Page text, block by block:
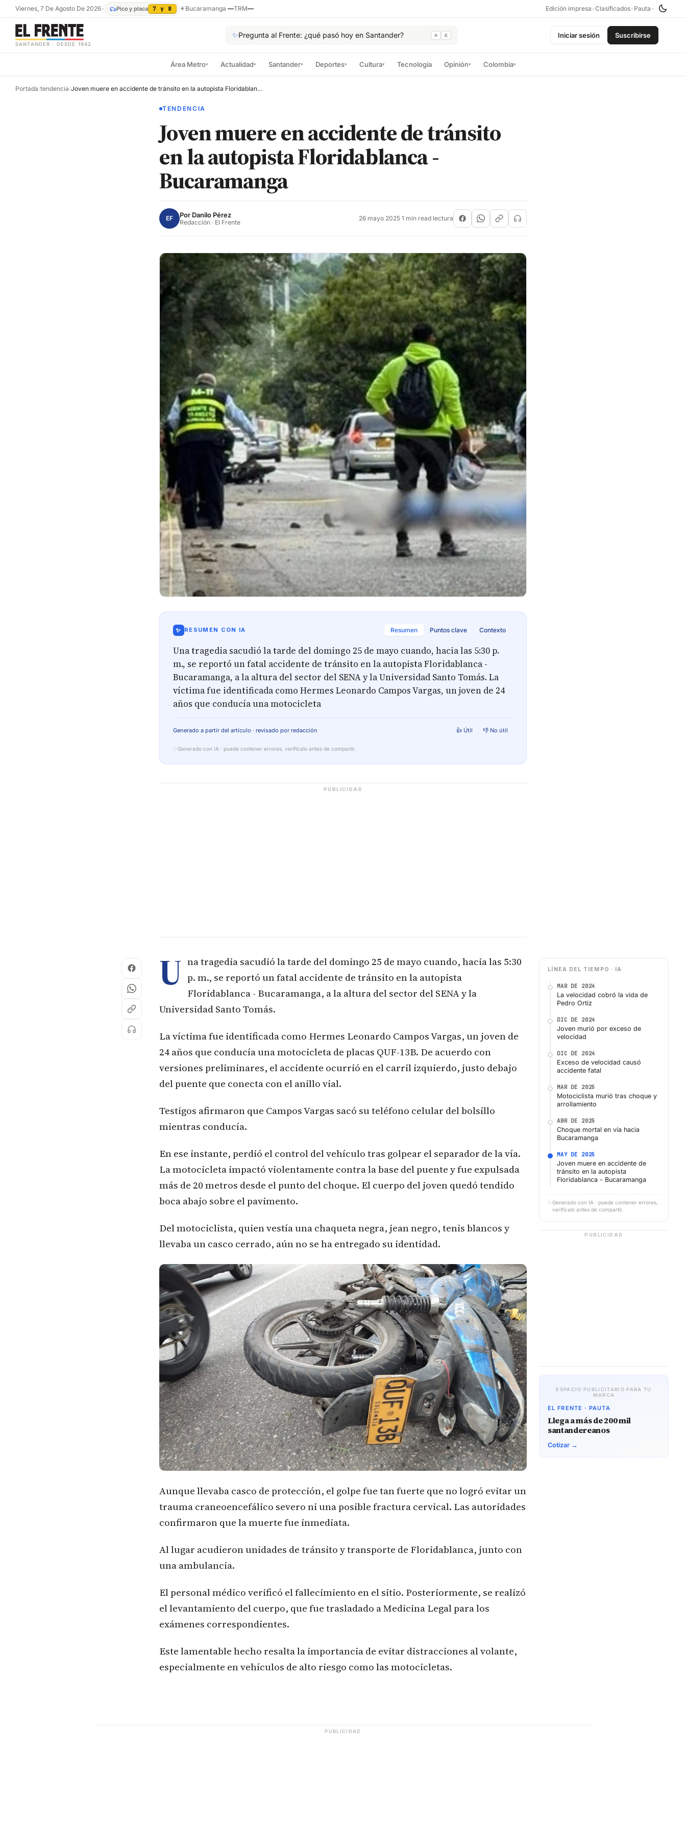
Viernes, 7 De Agosto De 2026• Pico y placa 7 y 8 ☀Bucaramanga —TRM— Edición impresa •Clasificados• Pauta •
SANTANDER · DESDE 1942
✨Pregunta al Frente: ¿qué pasó hoy en Santander? ⌘ K Iniciar sesión Suscribirse
Área Metro▾ Actualidad▾ Santander▾ Deportes▾ Cultura▾ Tecnología Opinión▾ Colombia▾
Portada/tendencia/ Joven muere en accidente de tránsito en la autopista Floridablanca - Bucaramanga
TENDENCIA
Joven muere en accidente de tránsito
en la autopista Floridablanca -
Bucaramanga
EF Por Danilo Pérez
Redacción · El Frente 26 mayo 2025·1 min read lectura
✨ RESUMEN CON IA Resumen Puntos clave Contexto
Una tragedia sacudió la tarde del domingo 25 de mayo cuando, hacia las 5:30 p.
m., se reportó un fatal accidente de tránsito en la autopista Floridablanca -
Bucaramanga, a la altura del sector del SENA y la Universidad Santo Tomás. La
víctima fue identificada como Hermes Leonardo Campos Vargas, un joven de 24
años que conducía una motocicleta
Generado a partir del artículo · revisado por redacción 👍 Útil 👎 No útil
✨ Generado con IA · puede contener errores, verifícalo antes de compartir.
PUBLICIDAD
U na tragedia sacudió la tarde del domingo 25 de mayo cuando, hacia las 5:30
p. m., se reportó un fatal accidente de tránsito en la autopista
Floridablanca - Bucaramanga, a la altura del sector del SENA y la
Universidad Santo Tomás.
La víctima fue identificada como Hermes Leonardo Campos Vargas, un joven de
24 años que conducía una motocicleta de placas QUF-13B. De acuerdo con
versiones preliminares, el accidente ocurrió en el carril izquierdo, justo debajo
del puente que conecta con el anillo vial.
Testigos afirmaron que Campos Vargas sacó su teléfono celular del bolsillo
mientras conducía.
En ese instante, perdió el control del vehículo tras golpear el separador de la vía.
La motocicleta impactó violentamente contra la base del puente y fue expulsada
más de 20 metros desde el punto del choque. El cuerpo del joven quedó tendido
boca abajo sobre el pavimento.
Del motociclista, quien vestía una chaqueta negra, jean negro, tenis blancos y
llevaba un casco cerrado, aún no se ha entregado su identidad.
Aunque llevaba casco de protección, el golpe fue tan fuerte que no logró evitar un
trauma craneoencefálico severo ni una posible fractura cervical. Las autoridades
confirmaron que la muerte fue inmediata.
Al lugar acudieron unidades de tránsito y transporte de Floridablanca, junto con
una ambulancia.
El personal médico verificó el fallecimiento en el sitio. Posteriormente, se realizó
el levantamiento del cuerpo, que fue trasladado a Medicina Legal para los
exámenes correspondientes.
Este lamentable hecho resalta la importancia de evitar distracciones al volante,
especialmente en vehículos de alto riesgo como las motocicletas.
LÍNEA DEL TIEMPO · IA
MAR DE 2024
La velocidad cobró la vida de
Pedro Ortiz
DIC DE 2024
Joven murió por exceso de
velocidad
DIC DE 2024
Exceso de velocidad causó
accidente fatal
MAR DE 2025
Motociclista murió tras choque y
arrollamiento
ABR DE 2025
Choque mortal en vía hacia
Bucaramanga
MAY DE 2025
Joven muere en accidente de
tránsito en la autopista
Floridablanca - Bucaramanga
✨ Generado con IA · puede contener errores,
verifícalo antes de compartir.
PUBLICIDAD
ESPACIO PUBLICITARIO PARA TU
MARCA
EL FRENTE · PAUTA
Llega a más de 200 mil
santandereanos
Cotizar →
PUBLICIDAD